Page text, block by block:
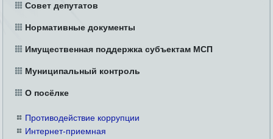
Совет депутатов
Нормативные документы
Имущественная поддержка субъектам МСП
Муниципальный контроль
О посёлке
Противодействие коррупции
Интернет-приемная